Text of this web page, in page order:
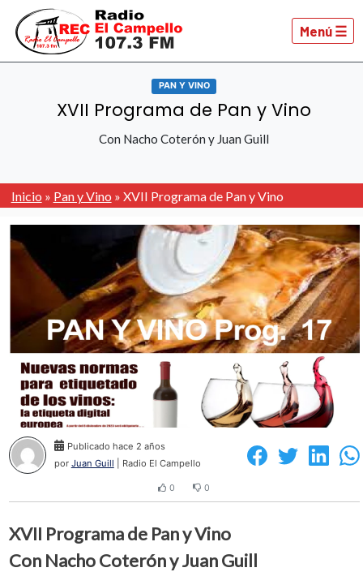
Menú ☰
PAN Y VINO
XVII Programa de Pan y Vino
Con Nacho Coterón y Juan Guill
Inicio » Pan y Vino » XVII Programa de Pan y Vino
Publicado hace 2 años
por Juan Guill | Radio El Campello
0 0
XVII Programa de Pan y Vino
Con Nacho Coterón y Juan Guill